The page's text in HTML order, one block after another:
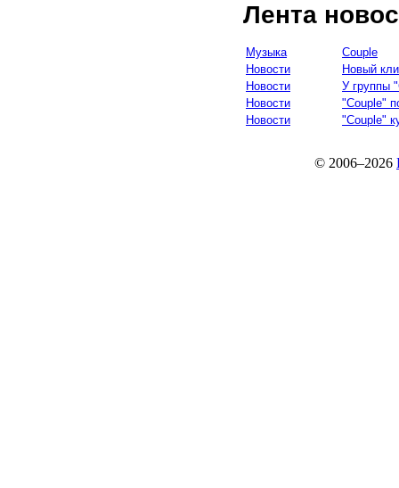
Лента
Музыка
Couple
Новости
Новый
Новости
У группы
Новости
"Couple"
Новости
"Couple"
© 2006–2026